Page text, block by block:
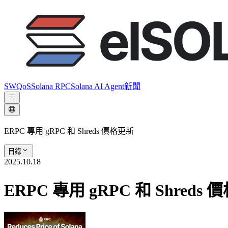
SWQoSSolana RPCSolana AI Agent新聞
ERPC 專用 gRPC 和 Shreds 價格更新
目錄
2025.10.18
ERPC 專用 gRPC 和 Shreds